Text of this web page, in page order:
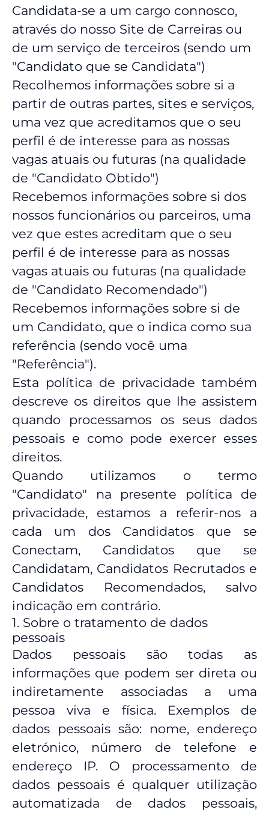
Candidata-se a um cargo connosco,
através do nosso Site de Carreiras ou
de um serviço de terceiros (sendo um
"Candidato que se Candidata")
Recolhemos informações sobre si a
partir de outras partes, sites e serviços,
uma vez que acreditamos que o seu
perfil é de interesse para as nossas
vagas atuais ou futuras (na qualidade
de "Candidato Obtido")
Recebemos informações sobre si dos
nossos funcionários ou parceiros, uma
vez que estes acreditam que o seu
perfil é de interesse para as nossas
vagas atuais ou futuras (na qualidade
de "Candidato Recomendado")
Recebemos informações sobre si de
um Candidato, que o indica como sua
referência (sendo você uma
"Referência").
Esta política de privacidade também
descreve os direitos que lhe assistem
quando processamos os seus dados
pessoais e como pode exercer esses
direitos.
Quando utilizamos o termo
"Candidato" na presente política de
privacidade, estamos a referir-nos a
cada um dos Candidatos que se
Conectam, Candidatos que se
Candidatam, Candidatos Recrutados e
Candidatos Recomendados, salvo
indicação em contrário.
1. Sobre o tratamento de dados
pessoais
Dados pessoais são todas as
informações que podem ser direta ou
indiretamente associadas a uma
pessoa viva e física. Exemplos de
dados pessoais são: nome, endereço
eletrónico, número de telefone e
endereço IP. O processamento de
dados pessoais é qualquer utilização
automatizada de dados pessoais,